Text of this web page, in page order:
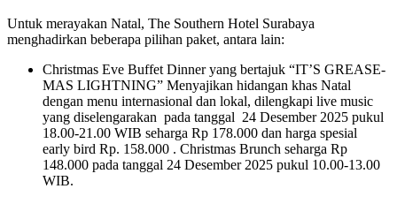
Untuk merayakan Natal, The Southern Hotel Surabaya
menghadirkan beberapa pilihan paket, antara lain:
Christmas Eve Buffet Dinner yang bertajuk “IT’S GREASE-
MAS LIGHTNING” Menyajikan hidangan khas Natal
dengan menu internasional dan lokal, dilengkapi live music
yang diselengarakan pada tanggal 24 Desember 2025 pukul
18.00-21.00 WIB seharga Rp 178.000 dan harga spesial
early bird Rp. 158.000 . Christmas Brunch seharga Rp
148.000 pada tanggal 24 Desember 2025 pukul 10.00-13.00
WIB.